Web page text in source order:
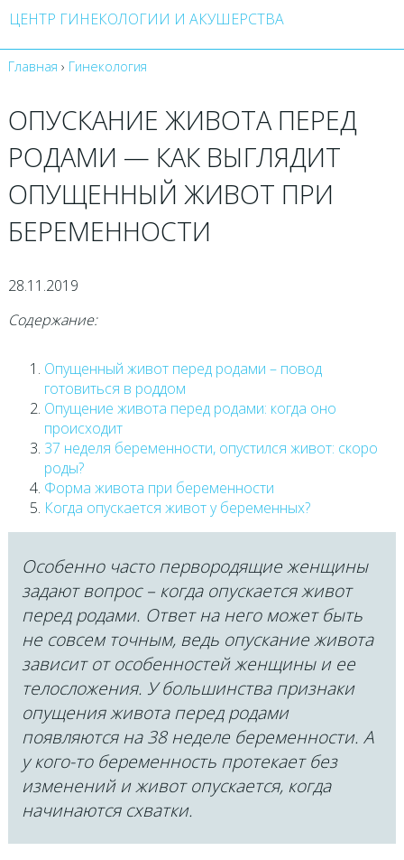
ЦЕНТР ГИНЕКОЛОГИИ И АКУШЕРСТВА
Главная › Гинекология
ОПУСКАНИЕ ЖИВОТА ПЕРЕД
РОДАМИ — КАК ВЫГЛЯДИТ
ОПУЩЕННЫЙ ЖИВОТ ПРИ
БЕРЕМЕННОСТИ
28.11.2019
Содержание:
Опущенный живот перед родами – повод
готовиться в роддом
Опущение живота перед родами: когда оно
происходит
37 неделя беременности, опустился живот: скоро
роды?
Форма живота при беременности
Когда опускается живот у беременных?
Особенно часто первородящие женщины
задают вопрос – когда опускается живот
перед родами. Ответ на него может быть
не совсем точным, ведь опускание живота
зависит от особенностей женщины и ее
телосложения. У большинства признаки
опущения живота перед родами
появляются на 38 неделе беременности. А
у кого-то беременность протекает без
изменений и живот опускается, когда
начинаются схватки.